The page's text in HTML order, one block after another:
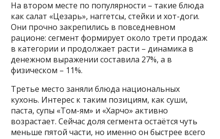
На втором месте по популярности – такие блюда
как салат «Цезарь», наггетсы, стейки и хот-доги.
Они прочно закрепились в повседневном
рационе: сегмент формирует около трети продаж
в категории и продолжает расти – динамика в
денежном выражении составила 27%, а в
физическом – 11%.
Третье место заняли блюда национальных
кухонь. Интерес к таким позициям, как суши,
паста, супы «Том-ям» и «Харчо» активно
возрастает. Сейчас доля сегмента остаётся чуть
меньше пятой части, но именно он быстрее всего